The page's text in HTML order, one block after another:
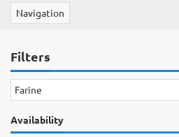
Navigation
Filters
Farine
Availability